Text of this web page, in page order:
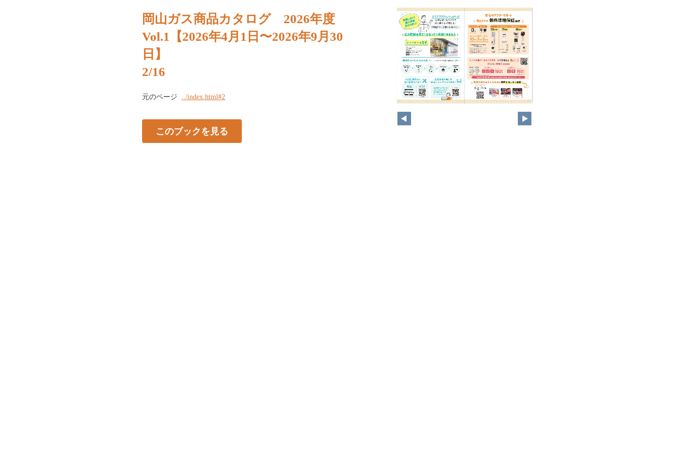
岡山ガス商品カタログ 2026年度
Vol.1【2026年4月1日〜2026年9月30
日】
2/16
元のページ ../index.html#2
このブックを見る